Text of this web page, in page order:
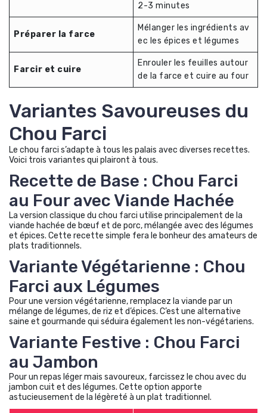
2-3 minutes
Préparer la farce
Mélanger les ingrédients av
ec les épices et légumes
Farcir et cuire
Enrouler les feuilles autour
de la farce et cuire au four
Variantes Savoureuses du
Chou Farci
Le chou farci s’adapte à tous les palais avec diverses recettes.
Voici trois variantes qui plairont à tous.
Recette de Base : Chou Farci
au Four avec Viande Hachée
La version classique du chou farci utilise principalement de la
viande hachée de bœuf et de porc, mélangée avec des légumes
et épices. Cette recette simple fera le bonheur des amateurs de
plats traditionnels.
Variante Végétarienne : Chou
Farci aux Légumes
Pour une version végétarienne, remplacez la viande par un
mélange de légumes, de riz et d’épices. C’est une alternative
saine et gourmande qui séduira également les non-végétariens.
Variante Festive : Chou Farci
au Jambon
Pour un repas léger mais savoureux, farcissez le chou avec du
jambon cuit et des légumes. Cette option apporte
astucieusement de la légèreté à un plat traditionnel.